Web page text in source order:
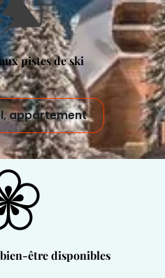
pistes de ski
appartement
bien-être disponibles